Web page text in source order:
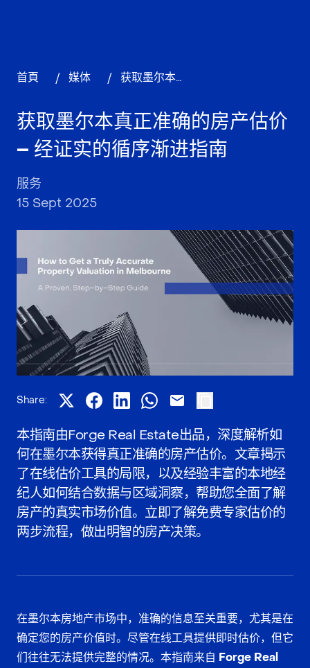
首頁 / 媒体 / 获取墨尔本真正准确的房产估价 – 经证实的循序渐进指南
获取墨尔本真正准确的房产估价
– 经证实的循序渐进指南
服务
15 Sept 2025
Share:
本指南由Forge Real Estate出品，深度解析如
何在墨尔本获得真正准确的房产估价。文章揭示
了在线估价工具的局限，以及经验丰富的本地经
纪人如何结合数据与区域洞察，帮助您全面了解
房产的真实市场价值。立即了解免费专家估价的
两步流程，做出明智的房产决策。
在墨尔本房地产市场中，准确的信息至关重要，尤其是在
确定您的房产价值时。尽管在线工具提供即时估价，但它
们往往无法提供完整的情况。本指南来自 Forge Real